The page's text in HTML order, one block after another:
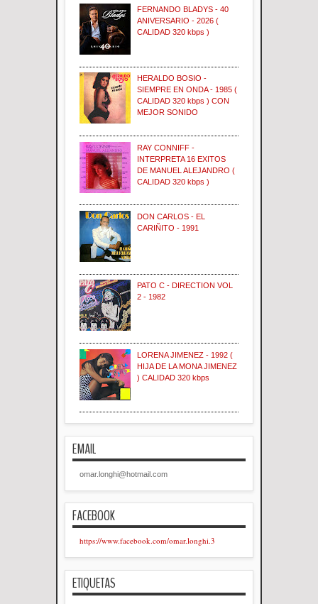
FERNANDO BLADYS - 40
ANIVERSARIO - 2026 (
CALIDAD 320 kbps )
HERALDO BOSIO -
SIEMPRE EN ONDA - 1985 (
CALIDAD 320 kbps ) CON
MEJOR SONIDO
RAY CONNIFF -
INTERPRETA 16 EXITOS
DE MANUEL ALEJANDRO (
CALIDAD 320 kbps )
DON CARLOS - EL
CARIÑITO - 1991
PATO C - DIRECTION VOL
2 - 1982
LORENA JIMENEZ - 1992 (
HIJA DE LA MONA JIMENEZ
) CALIDAD 320 kbps
EMAIL
omar.longhi@hotmail.com
FACEBOOK
https://www.facebook.com/omar.longhi.3
ETIQUETAS